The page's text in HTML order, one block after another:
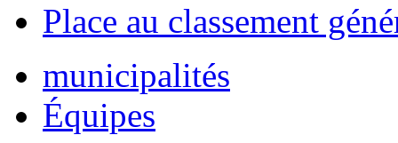
Place au classement
municipalités
Équipes